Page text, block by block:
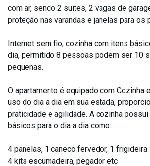
com ar, sendo 2 suites, 2 vagas de
proteção nas varandas e janelas para os
Internet sem fio, cozinha com itens
dia, permitido 8 pessoas podem ser 10
pequenas.
O apartamento é equipado com Cozinha
uso do dia a dia em sua estada,
praticidade e agilidade. A cozinha
básicos para o dia a dia como:
4 panelas, 1 caneco fervedor, 1 frigideira
4 kits escumadeira, pegador etc